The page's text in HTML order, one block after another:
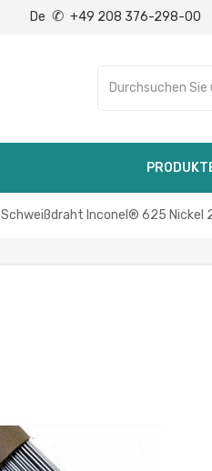
De ✆ +49 208 376-298-00
Schweißdraht Inconel® 625 Nickel